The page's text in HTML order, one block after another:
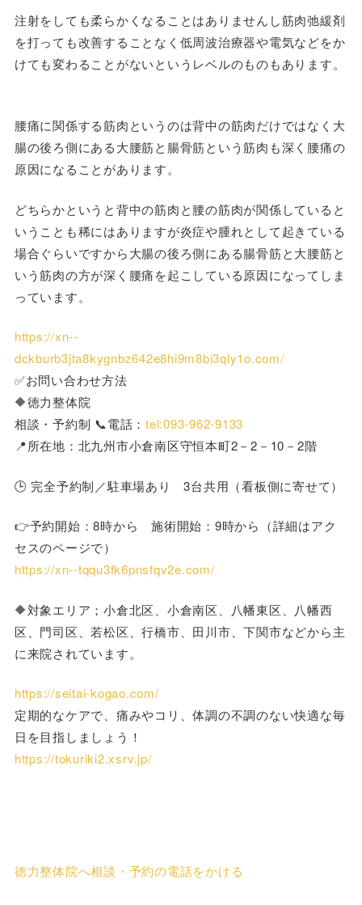
注射をしても柔らかくなることはありませんし筋肉弛緩剤
を打っても改善することなく低周波治療器や電気などをか
けても変わることがないというレベルのものもあります。
腰痛に関係する筋肉というのは背中の筋肉だけではなく大
腸の後ろ側にある大腰筋と腸骨筋という筋肉も深く腰痛の
原因になることがあります。
どちらかというと背中の筋肉と腰の筋肉が関係していると
いうことも稀にはありますが炎症や腫れとして起きている
場合ぐらいですから大腸の後ろ側にある腸骨筋と大腰筋と
いう筋肉の方が深く腰痛を起こしている原因になってしま
っています。
https://xn--
dckburb3jta8kygnbz642e8hi9m8bi3qly1o.com/
✅お問い合わせ方法
🔶徳力整体院
相談・予約制 📞電話：tel:093-962-9133
📍所在地：北九州市小倉南区守恒本町2－2－10－2階
🕒 完全予約制／駐車場あり 3台共用（看板側に寄せて）
👉予約開始：8時から 施術開始：9時から（詳細はアク
セスのページで）
https://xn--tqqu3fk6pnsfqv2e.com/
🔶対象エリア；小倉北区、小倉南区、八幡東区、八幡西
区、門司区、若松区、行橋市、田川市、下関市などから主
に来院されています。
https://seitai-kogao.com/
定期的なケアで、痛みやコリ、体調の不調のない快適な毎
日を目指しましょう！
https://tokuriki2.xsrv.jp/
徳力整体院へ相談・予約の電話をかける